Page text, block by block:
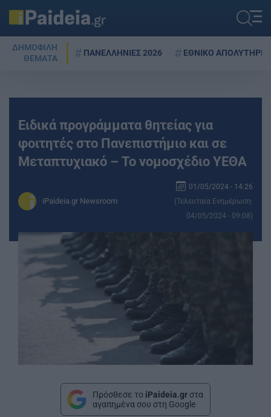
ΔΗΜΟΦΙΛΗ
ΘΕΜΑΤΑ
ΠΑΝΕΛΛΗΝΙΕΣ 2026 ΕΘΝΙΚΟ ΑΠΟΛΥΤΗΡΙΟ
Ειδικά προγράμματα θητείας για
φοιτητές στο Πανεπιστήμιο και σε
Μεταπτυχιακό – Το νομοσχέδιο ΥΕΘΑ
iPaideia.gr Newsroom
01/05/2024 - 14:26
(Τελευταία Ενημέρωση:
04/05/2024 - 09:08)
Πρόσθεσε το iPaideia.gr στα
αγαπημένα σου στη Google